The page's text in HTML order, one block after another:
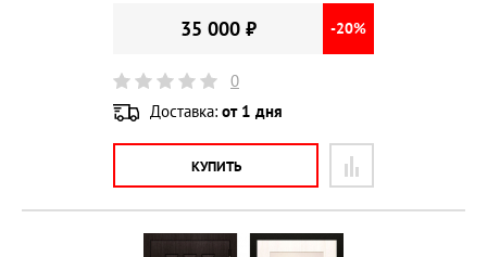
35 000 ₽ -20%
0
Доставка: от 1 дня
КУПИТЬ